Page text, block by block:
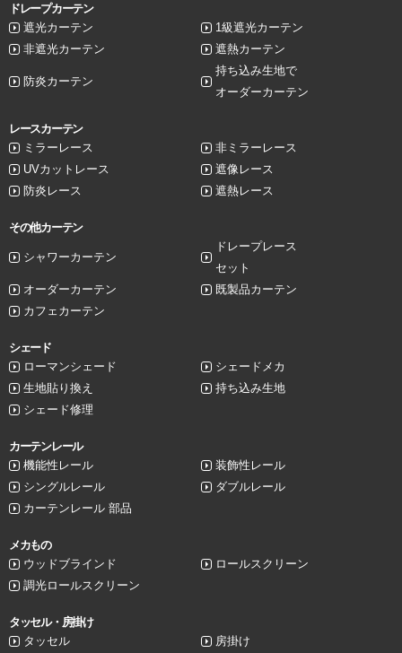
ドレープカーテン
遮光カーテン
1級遮光カーテン
非遮光カーテン
遮熱カーテン
防炎カーテン
持ち込み生地で
オーダーカーテン
レースカーテン
ミラーレース
非ミラーレース
UVカットレース
遮像レース
防炎レース
遮熱レース
その他カーテン
シャワーカーテン
ドレープレース
セット
オーダーカーテン
既製品カーテン
カフェカーテン
シェード
ローマンシェード
シェードメカ
生地貼り換え
持ち込み生地
シェード修理
カーテンレール
機能性レール
装飾性レール
シングルレール
ダブルレール
カーテンレール 部品
メカもの
ウッドブラインド
ロールスクリーン
調光ロールスクリーン
タッセル・房掛け
タッセル
房掛け